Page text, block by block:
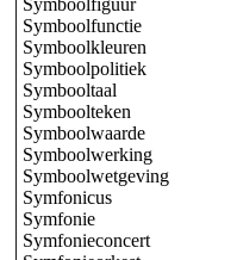
Symboolfiguur
Symboolfunctie
Symboolkleuren
Symboolpolitiek
Symbooltaal
Symboolteken
Symboolwaarde
Symboolwerking
Symboolwetgeving
Symfonicus
Symfonie
Symfonieconcert